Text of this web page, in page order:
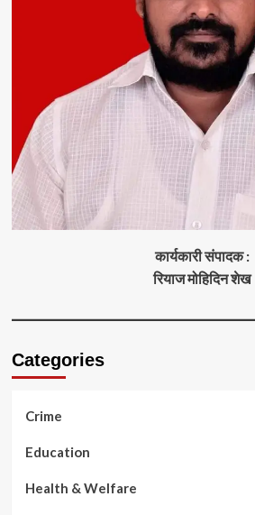
कार्यकारी संपादक :
रियाज मोहिदिन शेख
Categories
Crime
Education
Health & Welfare